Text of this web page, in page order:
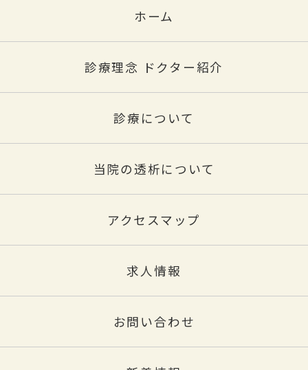
ホーム
診療理念 ドクター紹介
診療について
当院の透析について
アクセスマップ
求人情報
お問い合わせ